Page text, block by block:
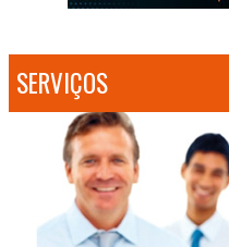
SERVIÇOS